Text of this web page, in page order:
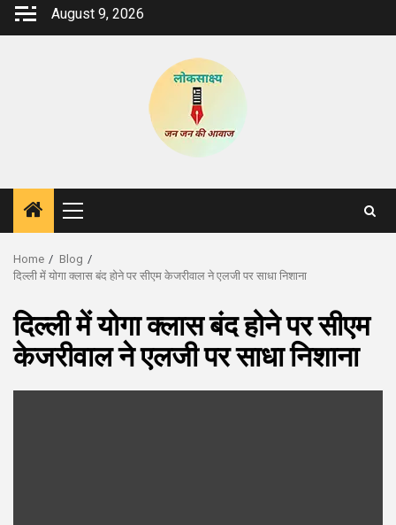
Skip
August 9, 2026
Primary
Menu
Home
Blog
दिल्ली में योगा क्लास बंद होने पर सीएम केजरीवाल ने एलजी पर साधा निशाना
दिल्ली में योगा क्लास बंद होने पर सीएम
केजरीवाल ने एलजी पर साधा निशाना